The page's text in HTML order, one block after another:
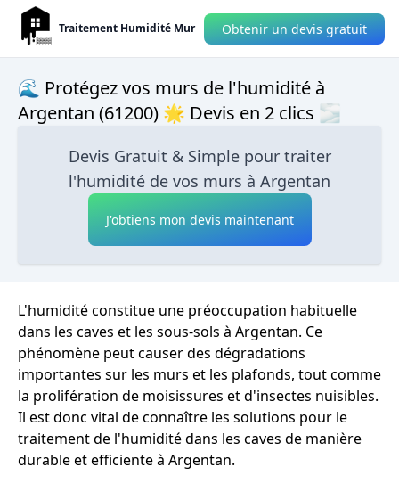
Traitement Humidité Mur Obtenir un devis gratuit
🌊 Protégez vos murs de l'humidité à
Argentan (61200) 🌟 Devis en 2 clics 🌫
Devis Gratuit & Simple pour traiter
l'humidité de vos murs à Argentan
J'obtiens mon devis maintenant
L'humidité constitue une préoccupation habituelle
dans les caves et les sous-sols à Argentan. Ce
phénomène peut causer des dégradations
importantes sur les murs et les plafonds, tout comme
la prolifération de moisissures et d'insectes nuisibles.
Il est donc vital de connaître les solutions pour le
traitement de l'humidité dans les caves de manière
durable et efficiente à Argentan.